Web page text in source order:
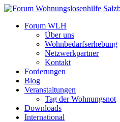
Zum
springen
Forum Wohnungslosenhilfe Salzburg
Forum WLH
Über uns
Wohnbedarfserhebung
Netzwerkpartner
Kontakt
Forderungen
Blog
Veranstaltungen
Tag der Wohnungsnot
Downloads
International